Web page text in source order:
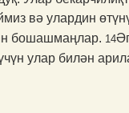
вә улардин
бошашмаңлар. 14
улар билән